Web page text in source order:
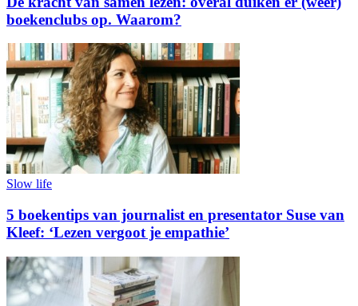
boekenclubs op. Waarom?
Slow life
5 boekentips van journalist en presentator Suse van
Kleef: ‘Lezen vergoot je empathie’